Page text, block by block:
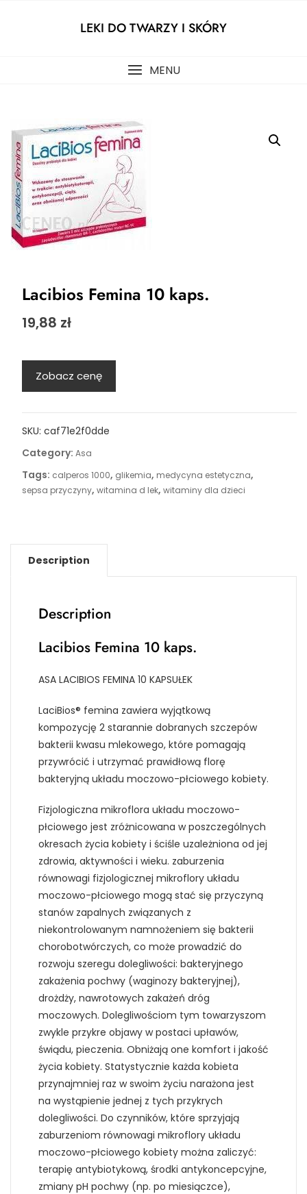
LEKI DO TWARZY I SKÓRY
MENU
Lacibios Femina 10 kaps.
19,88 zł
Zobacz cenę
SKU: caf71e2f0dde
Category: Asa
Tags: calperos 1000, glikemia, medycyna estetyczna,
sepsa przyczyny, witamina d lek, witaminy dla dzieci
Description
Description
Lacibios Femina 10 kaps.
ASA LACIBIOS FEMINA 10 KAPSUŁEK
LaciBios® femina zawiera wyjątkową
kompozycję 2 starannie dobranych szczepów
bakterii kwasu mlekowego, które pomagają
przywrócić i utrzymać prawidłową florę
bakteryjną układu moczowo-płciowego kobiety.
Fizjologiczna mikroflora układu moczowo-
płciowego jest zróżnicowana w poszczególnych
okresach życia kobiety i ściśle uzależniona od jej
zdrowia, aktywności i wieku. zaburzenia
równowagi fizjologicznej mikroflory układu
moczowo-płciowego mogą stać się przyczyną
stanów zapalnych związanych z
niekontrolowanym namnożeniem się bakterii
chorobotwórczych, co może prowadzić do
rozwoju szeregu dolegliwości: bakteryjnego
zakażenia pochwy (waginozy bakteryjnej),
drożdży, nawrotowych zakażeń dróg
moczowych. Dolegliwościom tym towarzyszom
zwykle przykre objawy w postaci upławów,
świądu, pieczenia. Obniżają one komfort i jakość
życia kobiety. Statystycznie każda kobieta
przynajmniej raz w swoim życiu narażona jest
na wystąpienie jednej z tych przykrych
dolegliwości. Do czynników, które sprzyjają
zaburzeniom równowagi mikroflory układu
moczowo-płciowego kobiety można zaliczyć:
terapię antybiotykową, środki antykoncepcyjne,
zmiany pH pochwy (np. po miesiączce),